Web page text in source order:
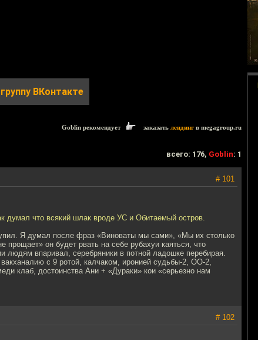
группу ВКонтакте
Goblin рекомендует заказать лендинг в megagroup.ru
всего: 176, Goblin: 1
# 101
думал что всякий шлак вроде УС и Обитаемый остров.
Я думал после фраз «Виноваты мы сами», «Мы их столько
он будет рвать на себе рубахуи каяться, что
людям впаривал, серебряники в потной ладошке перебирая.
с 9 ротой, калчаком, иронией судьбы-2, ОО-2,
клаб, достоинства Ани + «Дураки» кои «серьезно нам
# 102